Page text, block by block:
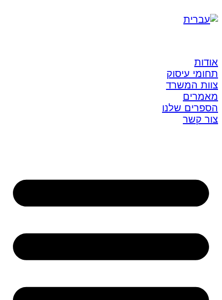
אודות
תחומי עיסוק
צוות המשרד
מאמרים
הספרים שלנו
צור קשר